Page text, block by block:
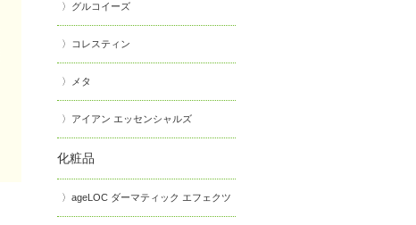
グルコイーズ
コレスティン
メタ
アイアン エッセンシャルズ
化粧品
ageLOC ダーマティック エフェクツ